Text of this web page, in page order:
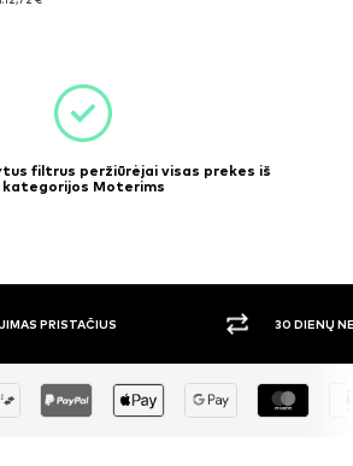
filtrus peržiūrėjai visas prekes iš
kategorijos Moterims
30 DIENŲ NEMOKAMAS GRĄŽINIMAS